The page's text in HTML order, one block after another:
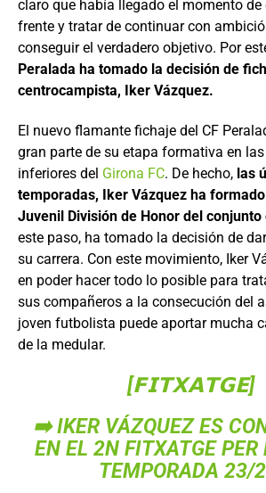
claro que había llegado el momento de
frente y tratar de continuar con
conseguir el verdadero objetivo. Por
Peralada ha tomado la decisión de
centrocampista, Iker Vázquez.
El nuevo flamante fichaje del CF
gran parte de su etapa formativa en
inferiores del Girona FC. De hecho, las
temporadas, Iker Vázquez ha
Juvenil División de Honor del conjunto
este paso, ha tomado la decisión de
su carrera. Con este movimiento, Iker
en poder hacer todo lo posible para
sus compañeros a la consecución del
joven futbolista puede aportar mucha
de la medular.
[𝗙𝗜𝗧𝗫𝗔𝗧𝗚𝗘]
➡️ IKER VÁZQUEZ ES
EN EL 2N FITXATGE PER
TEMPORADA 23/